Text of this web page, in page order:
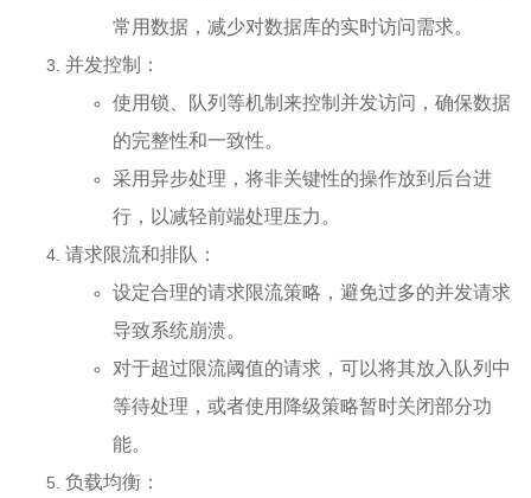
常用数据，减少对数据库的实时访问需求。
并发控制：
使用锁、队列等机制来控制并发访问，确保数据
的完整性和一致性。
采用异步处理，将非关键性的操作放到后台进
行，以减轻前端处理压力。
请求限流和排队：
设定合理的请求限流策略，避免过多的并发请求
导致系统崩溃。
对于超过限流阈值的请求，可以将其放入队列中
等待处理，或者使用降级策略暂时关闭部分功
能。
负载均衡：